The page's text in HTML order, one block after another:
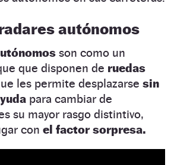
autónomos
son como un
que disponen de ruedas
les permite desplazarse sin
para cambiar de
su mayor rasgo distintivo,
con el factor sorpresa.